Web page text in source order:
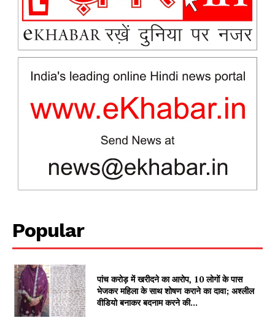
News Week
Magazine PRO
SUBSCRIBE NOW
Company
Popular
पांच करोड़ में खरीदने का आरोप, 10 लोगों के पास
भेजकर महिला के साथ शोषण कराने का दावा; अश्लील
वीडियो बनाकर बदनाम करने की...